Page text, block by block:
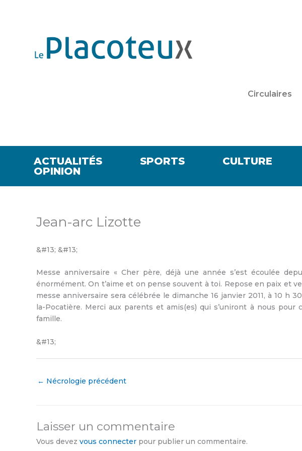
Circulaires
ACTUALITÉS SPORTS CULTURE
OPINION
Jean-arc Lizotte
&#13; &#13;
Messe anniversaire « Cher père, déjà une année s’est écoulée
énormément. On t’aime et on pense souvent à toi. Repose en paix et
messe anniversaire sera célébrée le dimanche 16 janvier 2011, à 10 h
la-Pocatière. Merci aux parents et amis(es) qui s’uniront à nous pour
famille.
&#13;
← Nécrologie précédent
Laisser un commentaire
Vous devez vous connecter pour publier un commentaire.